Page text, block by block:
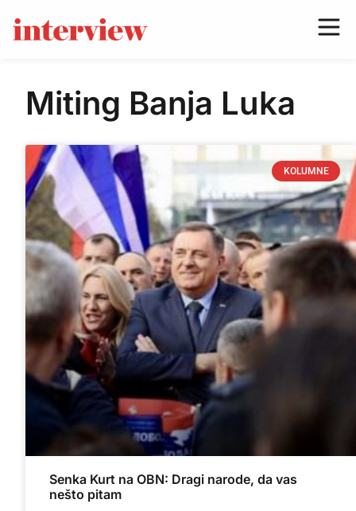
Miting Banja Luka
KOLUMNE
Senka Kurt na OBN: Dragi narode, da vas
nešto pitam